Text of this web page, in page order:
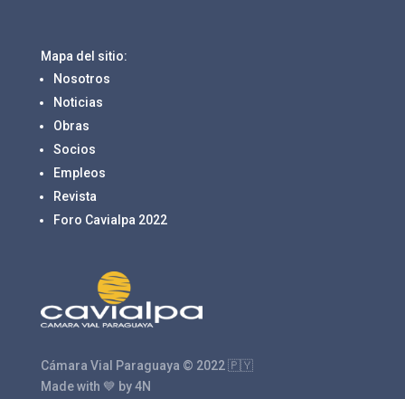
Mapa del sitio:
Nosotros
Noticias
Obras
Socios
Empleos
Revista
Foro Cavialpa 2022
Cámara Vial Paraguaya © 2022 🇵🇾
Made with 💙 by 4N